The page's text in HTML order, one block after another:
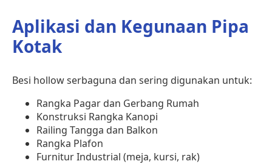
Aplikasi dan Kegunaan Pipa
Kotak
Besi hollow serbaguna dan sering digunakan untuk:
Rangka Pagar dan Gerbang Rumah
Konstruksi Rangka Kanopi
Railing Tangga dan Balkon
Rangka Plafon
Furnitur Industrial (meja, kursi, rak)